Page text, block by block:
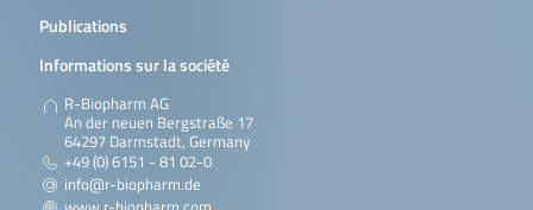
Publications
Informations sur la société
R-Biopharm AG
An der neuen Bergstraße 17
64297 Darmstadt, Germany
+49 (0) 6151 - 81 02-0
info@r-biopharm.de